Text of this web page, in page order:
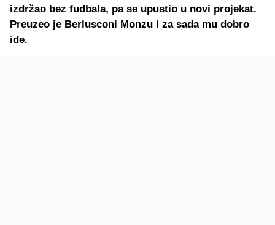
izdržao bez fudbala, pa se upustio u novi projekat.
Preuzeo je Berlusconi Monzu i za sada mu dobro
ide.